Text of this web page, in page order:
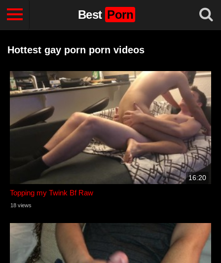
Best Porn
Hottest gay porn porn videos
16:20
Topping my Twink Bf Raw
18 views